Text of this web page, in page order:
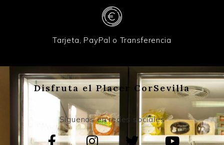
Tarjeta, PayPal o Transferencia
Disfruta el Placer CorSevilla
Síguenos en redes sociales